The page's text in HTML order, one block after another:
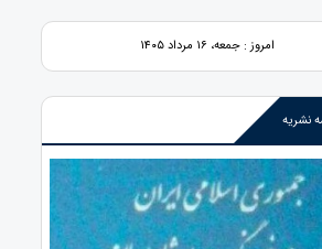
امروز : جمعه، ۱۶ مرداد ۱۴۰۵
نشریه